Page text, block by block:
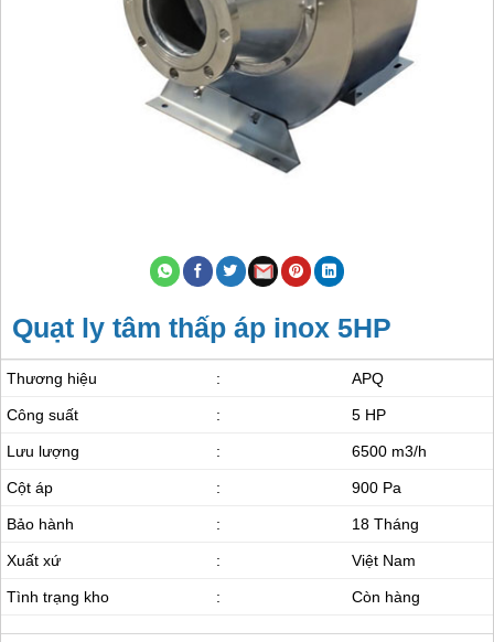
Quạt ly tâm thấp áp inox 5HP
Thương hiệu : APQ
Công suất : 5 HP
Lưu lượng : 6500 m3/h
Cột áp : 900 Pa
Bảo hành : 18 Tháng
Xuất xứ : Việt Nam
Tình trạng kho : Còn hàng